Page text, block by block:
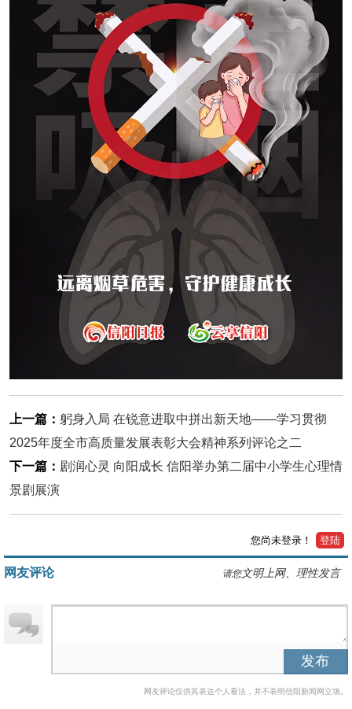
上一篇： 躬身入局 在锐意进取中拼出新天地——学习贯彻
2025年度全市高质量发展表彰大会精神系列评论之二
下一篇： 剧润心灵 向阳成长 信阳举办第二届中小学生心理情
景剧展演
您尚未登录！ 登陆
请您文明上网、理性发言
网友评论
发布
网友评论仅供其表达个人看法，并不表明信阳新闻网立场。